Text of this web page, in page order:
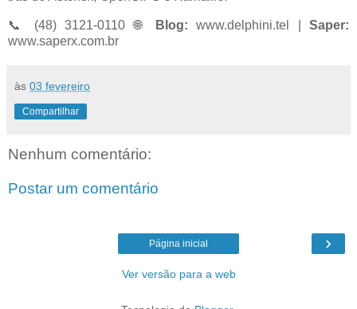
📞 (48) 3121-0110 🌐 Blog: www.delphini.tel |Saper:
www.saperx.com.br
às 03 fevereiro
Compartilhar
Nenhum comentário:
Postar um comentário
›
Página inicial
Ver versão para a web